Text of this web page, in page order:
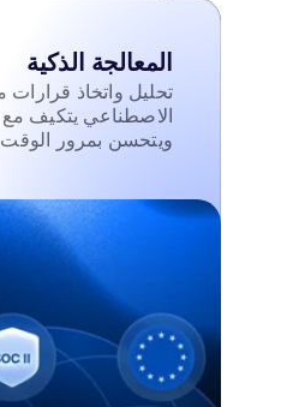
المعالجة الذكية
ويتحسن بمرور الوقت